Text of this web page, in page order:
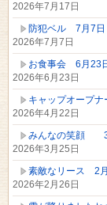
2026年7月17日
防犯ベル 7月7
2026年7月7日
お食事会 6月23
2026年6月23日
キャップオープ
2026年4月22日
みんなの笑顔
2026年3月25日
素敵なリース 2
2026年2月26日